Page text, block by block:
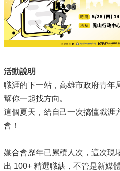
題
專
區
便
服
務
公
開
訊
網
站
活動說明
職涯的下一站，高雄市政府青年
幫你一起找方向。
這個夏天，給自己一次搞懂職涯
會！
媒合會歷年已累積人次，這次現
出 100+ 精選職缺，不管是新媒